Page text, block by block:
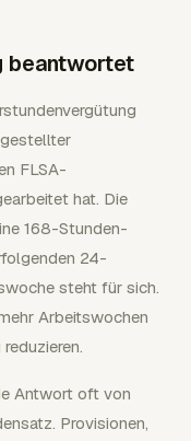
beantwortet
FLSA-
hat. Die
168-Stunden-
24-
steht für sich.
Arbeitswochen
Antwort oft von
Provisionen,